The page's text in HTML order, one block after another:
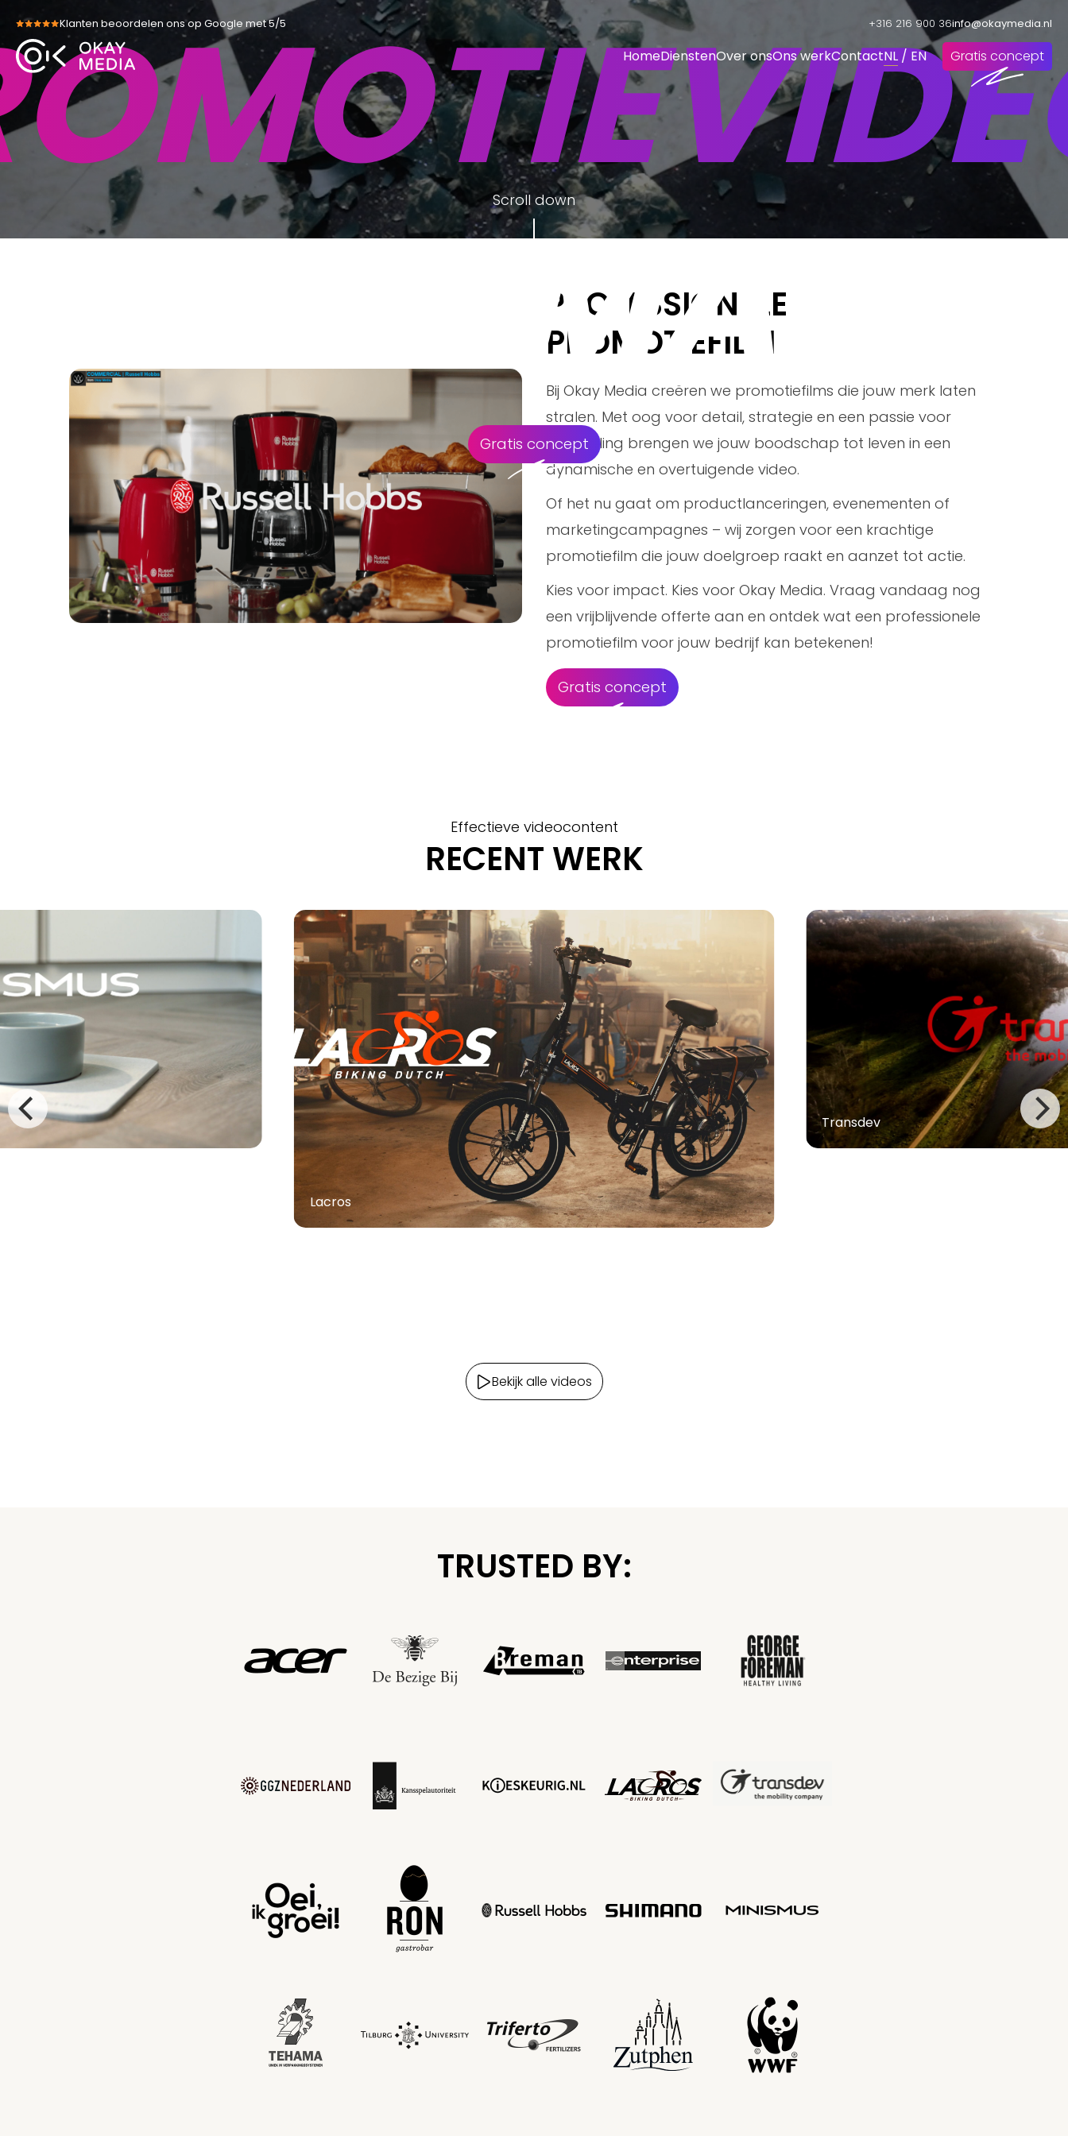
content
Klanten beoordelen ons op Google met 5/5 +316 216 900 36info@okaymedia.nl
HomeDienstenOver onsOns werkContactNL / EN Gratis concept
Gratis concept
Scroll down
PROFESSIONELE
PROMOTIEFILM
Bij Okay Media creëren we promotiefilms die jouw merk laten
stralen. Met oog voor detail, strategie en een passie voor
storytelling brengen we jouw boodschap tot leven in een
dynamische en overtuigende video.
Of het nu gaat om productlanceringen, evenementen of
marketingcampagnes – wij zorgen voor een krachtige
promotiefilm die jouw doelgroep raakt en aanzet tot actie.
Kies voor impact. Kies voor Okay Media. Vraag vandaag nog
een vrijblijvende offerte aan en ontdek wat een professionele
promotiefilm voor jouw bedrijf kan betekenen!
Gratis concept
Effectieve videocontent
RECENT WERK
Lacros
Transdev
Bekijk alle videos
TRUSTED BY: